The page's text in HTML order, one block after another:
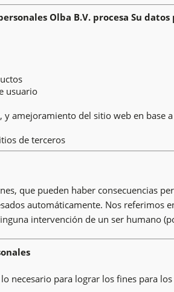
Olba B.V. procesa Su
usuario
amejoramiento del sitio web en base
de terceros
que pueden haber consecuencias
automáticamente. Nos referimos
intervención de un ser humano
necesario para lograr los fines para